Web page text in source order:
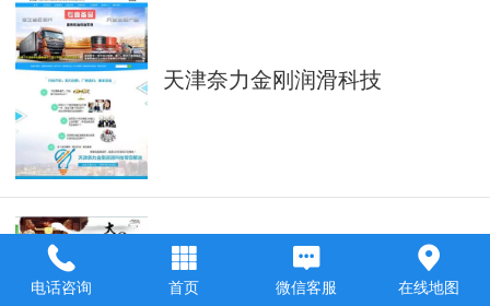
天津奈力金刚润滑科技
电话咨询 首页 微信客服 在线地图